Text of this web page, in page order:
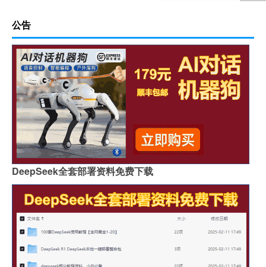
公告
DeepSeek全套部署资料免费下载